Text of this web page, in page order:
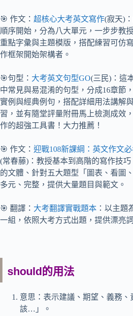
🎯 作文： 超核心大考英文寫作(寂天)
順序開始，分為八大單元，一步步教
重點字彙與主題模版，搭配練習可仿
作框架開始架構者。
🎯句型： 大考英文句型GO(三民)：這
中常見與易混淆的句型，分成16章節
實例與經典例句，搭配詳細用法講解
習，並有隨堂評量附冊馬上檢測成效
作的超強工具書！大力推薦！
🎯 作文： 迎戰108新課綱：英文作文
(常春藤)：教授基本到高階的寫作技
的文體、針對五大題型「圖表、看圖
多元、完整，提供大量題目與範文。
🎯 翻譯： 大考翻譯實戰題本 ：以主題
一組，依照大考方式出題，提供漂亮
should的用法
意思：表示建議、期望、義務、
該…」。